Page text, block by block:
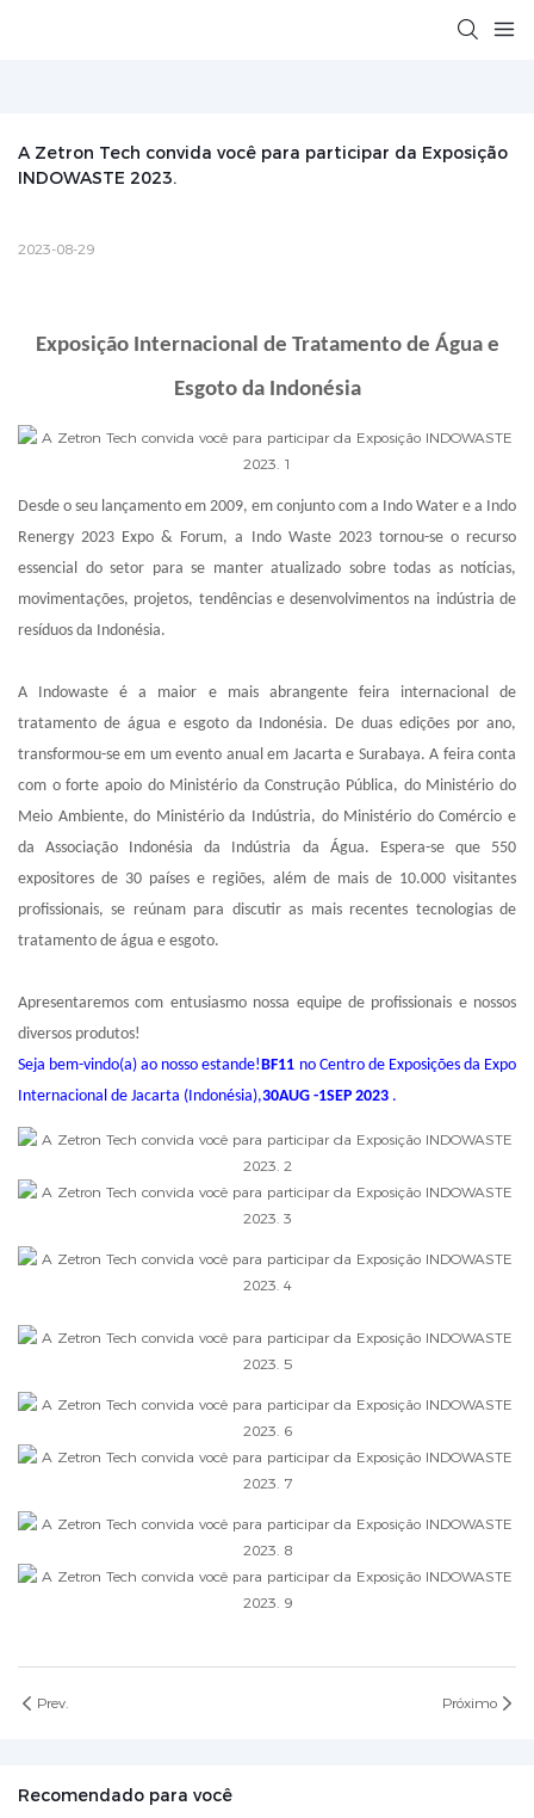
A Zetron Tech convida você para participar da Exposição
INDOWASTE 2023.
2023-08-29
Exposição Internacional de Tratamento de Água e
Esgoto da Indonésia
Desde o seu lançamento em 2009, em conjunto com a Indo Water e a Indo
Renergy 2023 Expo & Forum, a Indo Waste 2023 tornou-se o recurso
essencial do setor para se manter atualizado sobre todas as notícias,
movimentações, projetos, tendências e desenvolvimentos na indústria de
resíduos da Indonésia.
A Indowaste é a maior e mais abrangente feira internacional de
tratamento de água e esgoto da Indonésia. De duas edições por ano,
transformou-se em um evento anual em Jacarta e Surabaya. A feira conta
com o forte apoio do Ministério da Construção Pública, do Ministério do
Meio Ambiente, do Ministério da Indústria, do Ministério do Comércio e
da Associação Indonésia da Indústria da Água. Espera-se que 550
expositores de 30 países e regiões, além de mais de 10.000 visitantes
profissionais, se reúnam para discutir as mais recentes tecnologias de
tratamento de água e esgoto.
Apresentaremos com entusiasmo nossa equipe de profissionais e nossos
diversos produtos!
Seja bem-vindo(a) ao nosso estande!BF11 no Centro de Exposições da Expo
Internacional de Jacarta (Indonésia),30AUG -1SEP 2023 .
Prev. Próximo
Recomendado para você